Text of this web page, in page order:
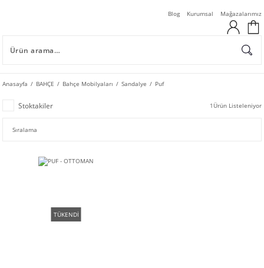
Blog Kurumsal Mağazalarımız
Anasayfa BAHÇE Bahçe Mobilyaları Sandalye Puf
Stoktakiler 1 Ürün Listeleniyor
TÜKENDİ